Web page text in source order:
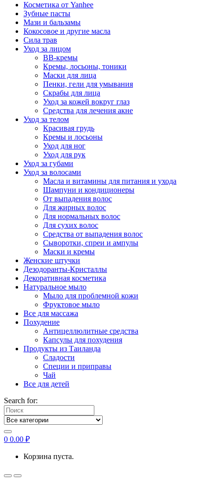
Косметика от Yanhee
Зубные пасты
Мази и бальзамы
Кокосовое и другие масла
Сила трав
Уход за лицом
BB-кремы
Кремы, лосьоны, тоники
Маски для лица
Пенки, гели для умывания
Скрабы для лица
Уход за кожей вокруг глаз
Средства для лечения акне
Уход за телом
Красивая грудь
Кремы и лосьоны
Уход для ног
Уход для рук
Уход за губами
Уход за волосами
Масла и витамины для питания и ухода
Шампуни и кондиционеры
От выпадения волос
Для жирных волос
Для нормальных волос
Для сухих волос
Средства от выпадения волос
Сыворотки, спреи и ампулы
Маски и кремы
Женские штучки
Дезодоранты-Кристаллы
Декоративная косметика
Натуральное мыло
Мыло для проблемной кожи
Фруктовое мыло
Все для массажа
Похудение
Антицеллюлитные средства
Капсулы для похудения
Продукты из Таиланда
Сладости
Специи и приправы
Чай
Все для детей
Search for:
0 0.00 ₽
Корзина пуста.